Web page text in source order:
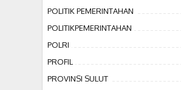
POLITIK PEMERINTAHAN
POLITIKPEMERINTAHAN
POLRI
PROFIL
PROVINSI SULUT